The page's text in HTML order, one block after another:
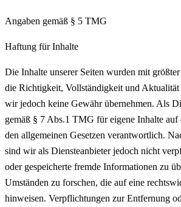
Angaben gemäß § 5 TMG
Haftung für Inhalte
Die Inhalte unserer Seiten wurden mit
die Richtigkeit, Vollständigkeit und Aktualität
wir jedoch keine Gewähr übernehmen. Als
gemäß § 7 Abs.1 TMG für eigene Inhalte auf
den allgemeinen Gesetzen verantwortlich.
sind wir als Diensteanbieter jedoch nicht
oder gespeicherte fremde Informationen zu
Umständen zu forschen, die auf eine
hinweisen. Verpflichtungen zur Entfernung